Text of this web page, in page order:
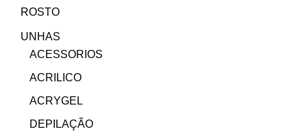
ROSTO
UNHAS
ACESSORIOS
ACRILICO
ACRYGEL
DEPILAÇÃO